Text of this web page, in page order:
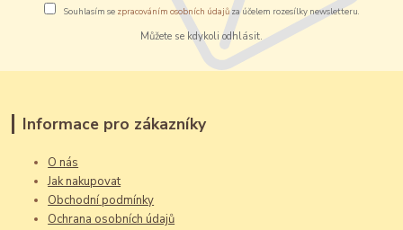
Souhlasím se zpracováním osobních údajůza účelem rozesílky newsletteru.
Můžete se kdykoli odhlásit.
Informace pro zákazníky
O nás
Jak nakupovat
Obchodní podmínky
Ochrana osobních údajů